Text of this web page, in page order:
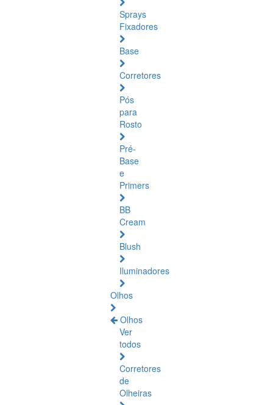
Sprays
Fixadores
Base
Corretores
Pós
para
Rosto
Pré-
Base
e
Primers
BB
Cream
Blush
Iluminadores
Olhos
Olhos
Ver
todos
Corretores
de
Olheiras